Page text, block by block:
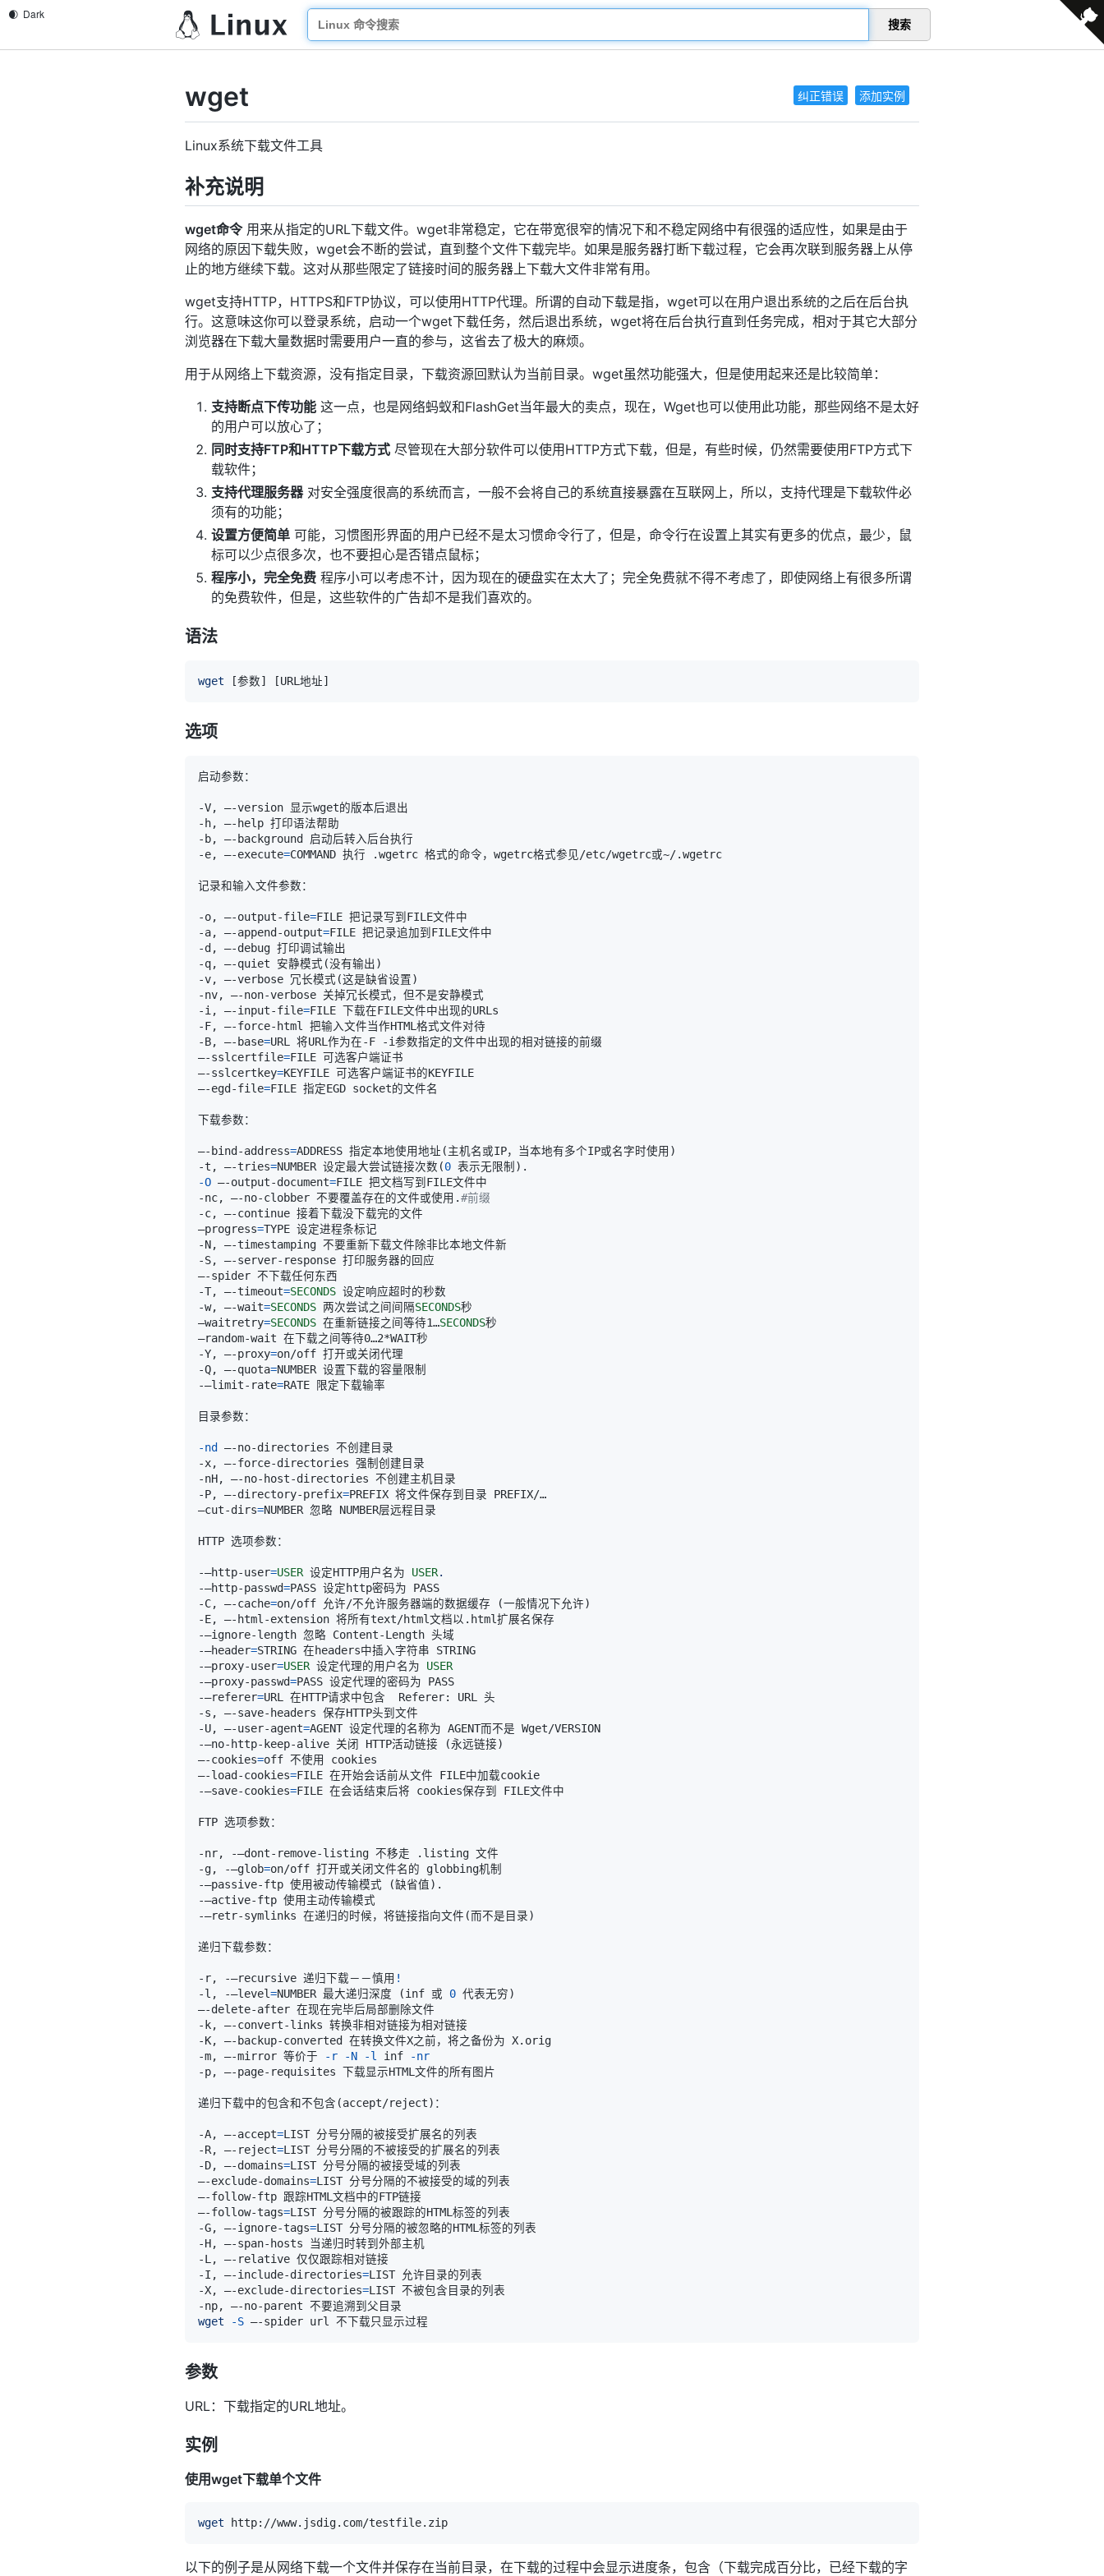
搜索
纠正错误 添加实例
wget
Linux系统下载文件工具
补充说明
wget命令用来从指定的URL下载文件。wget非常稳定，它在带宽很窄的情况下和不稳定网络中有很强的适应性，如果是由于
网络的原因下载失败，wget会不断的尝试，直到整个文件下载完毕。如果是服务器打断下载过程，它会再次联到服务器上从停
止的地方继续下载。这对从那些限定了链接时间的服务器上下载大文件非常有用。
wget支持HTTP，HTTPS和FTP协议，可以使用HTTP代理。所谓的自动下载是指，wget可以在用户退出系统的之后在后台执
行。这意味这你可以登录系统，启动一个wget下载任务，然后退出系统，wget将在后台执行直到任务完成，相对于其它大部分
浏览器在下载大量数据时需要用户一直的参与，这省去了极大的麻烦。
用于从网络上下载资源，没有指定目录，下载资源回默认为当前目录。wget虽然功能强大，但是使用起来还是比较简单：
支持断点下传功能 这一点，也是网络蚂蚁和FlashGet当年最大的卖点，现在，Wget也可以使用此功能，那些网络不是太好
的用户可以放心了；
同时支持FTP和HTTP下载方式 尽管现在大部分软件可以使用HTTP方式下载，但是，有些时候，仍然需要使用FTP方式下
载软件；
支持代理服务器对安全强度很高的系统而言，一般不会将自己的系统直接暴露在互联网上，所以，支持代理是下载软件必
须有的功能；
设置方便简单 可能，习惯图形界面的用户已经不是太习惯命令行了，但是，命令行在设置上其实有更多的优点，最少，鼠
标可以少点很多次，也不要担心是否错点鼠标；
程序小，完全免费 程序小可以考虑不计，因为现在的硬盘实在太大了；完全免费就不得不考虑了，即使网络上有很多所谓
的免费软件，但是，这些软件的广告却不是我们喜欢的。
语法
wget [参数] [URL地址]
选项
-e, –-execute=
-o, –-output-file=
-a, –-append-output=
-q, –-quiet 安静模式 (没有输出)
-v, –-verbose 冗长模式 (这是缺省设置)
-i, –-input-file=
-B, –-base=
–-sslcertfile=
–-sslcertkey=
–-egd-file=
–-bind-address=ADDRESS 指定本地使用地址 (主机名或IP，当本地有多个IP或名字时使用 )
-t, –-tries=NUMBER 设定最大尝试链接次数 (0 表示无限制 )
-O –-output-document=
-nc, –-no-clobber 不要覆盖存在的文件或使用.#前缀
–progress=
-T, –-timeout=SECONDS
-w, –-wait=SECONDS 两次尝试之间间隔SECONDS
–waitretry=SECONDS 在重新链接之间等待1…SECONDS
-Y, –-proxy=
-Q, –-quota=
-–limit-rate=
-nd
-P, –-directory-prefix=
–cut-dirs=
-–http-user=USER 设定HTTP用户名为 USER.
-–http-passwd=
-C, –-cache=on/off 允许/不允许服务器端的数据缓存 (一般情况下允许)
-–header=
-–proxy-user=USER 设定代理的用户名为 USER
-–proxy-passwd=
-–referer=
-U, –-user-agent=
-–no-http-keep-alive 关闭 HTTP活动链接
(永远链接)
–-cookies=
–-load-cookies=
-–save-cookies=
-g, -–glob=
-–passive-ftp 使用被动传输模式
(缺省值)
-–retr-symlinks 在递归的时候，将链接指向文件 (而不是目录)
-r, -–recursive 递归下载－－慎用 !
-l, -–level=NUMBER 最大递归深度 (inf 或 0 代表无穷)
-m, –-mirror 等价于
-r -N -l inf
-nr
递归下载中的包含和不包含 (accept/reject)
-A, –-accept=
-R, –-reject=
-D, –-domains=
–-exclude-domains=
–-follow-tags=
-G, –-ignore-tags=
-I, –-include-directories=
-X, –-exclude-directories=
wget
-S
参数
URL：下载指定的URL地址。
实例
使用wget下载单个文件
wget
以下的例子是从网络下载一个文件并保存在当前目录，在下载的过程中会显示进度条，包含（下载完成百分比，已经下载的字